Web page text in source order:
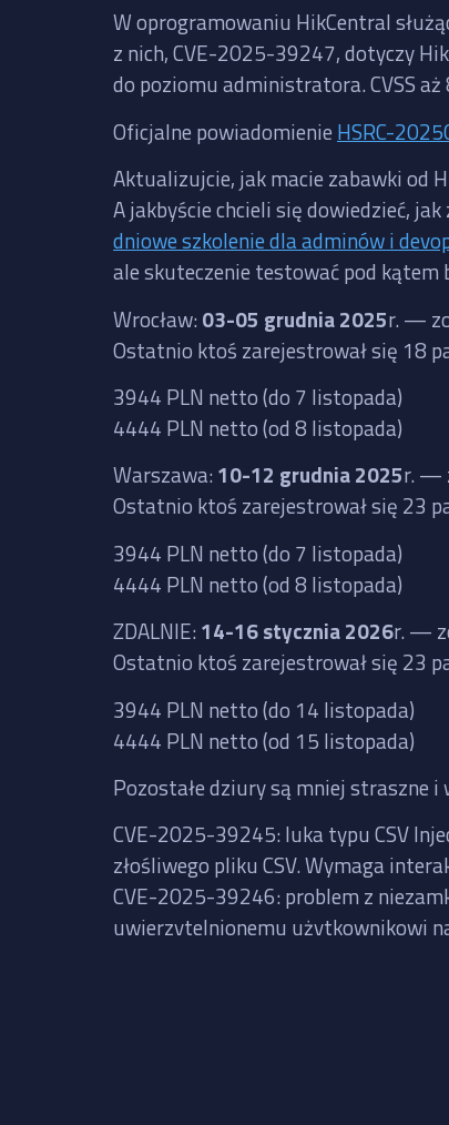
W oprogramowaniu HikCentral
z nich, CVE-2025-39247, dotyczy
do poziomu administratora. CVSS aż
Oficjalne powiadomienie HSRC-
Aktualizujcie, jak macie zabawki od
A jakbyście chcieli się dowiedzieć,
dniowe szkolenie dla adminów i
ale skuteczenie testować pod kątem
Wrocław: 03-05 grudnia 2025r. —
Ostatnio ktoś zarejestrował się 18
3944 PLN netto (do 7 listopada)
4444 PLN netto (od 8 listopada)
Warszawa: 10-12 grudnia 2025r. —
Ostatnio ktoś zarejestrował się 23
3944 PLN netto (do 7 listopada)
4444 PLN netto (od 8 listopada)
ZDALNIE: 14-16 stycznia 2026r. —
Ostatnio ktoś zarejestrował się 23
3944 PLN netto (do 14 listopada)
4444 PLN netto (od 15 listopada)
Pozostałe dziury są mniej straszne
CVE-2025-39245: luka typu CSV
złośliwego pliku CSV. Wymaga
CVE-2025-39246: problem z
uwierzytelnionemu użytkownikowi